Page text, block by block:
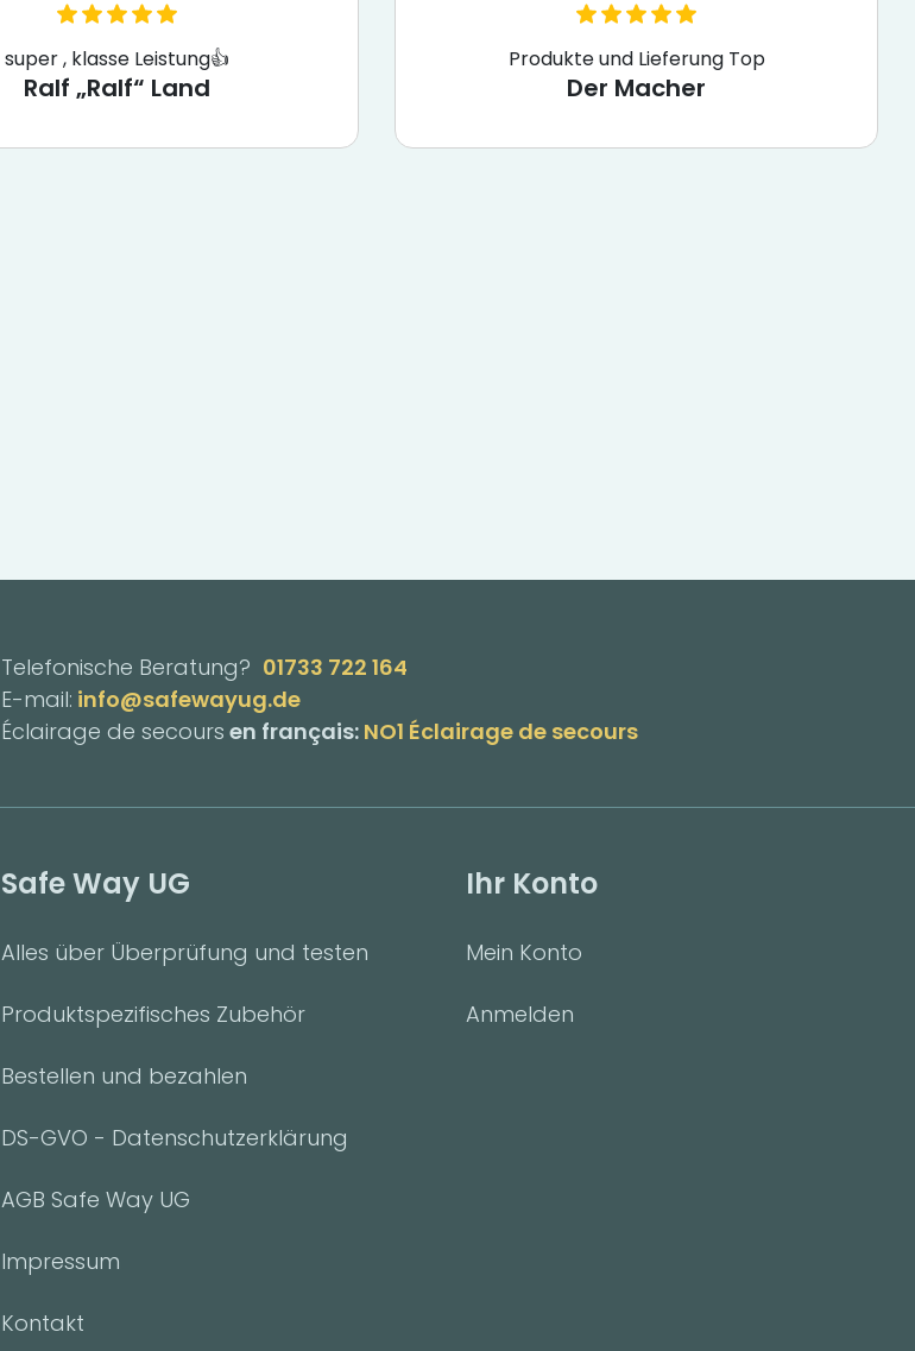
super , klasse Leistung👍
Ralf „Ralf“ Land
Produkte und Lieferung Top
Der Macher
Telefonische Beratung? 01733 722 164
E-mail: info@safewayug.de
Éclairage de secours en français: NO1 Éclairage de secours
Safe Way UG
Alles über Überprüfung und testen
Produktspezifisches Zubehör
Bestellen und bezahlen
DS-GVO - Datenschutzerklärung
AGB Safe Way UG
Impressum
Kontakt
Ihr Konto
Mein Konto
Anmelden